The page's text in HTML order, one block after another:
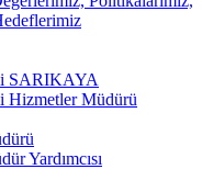
SARIKAYA
Hizmetler Müdürü
Yardımcısı